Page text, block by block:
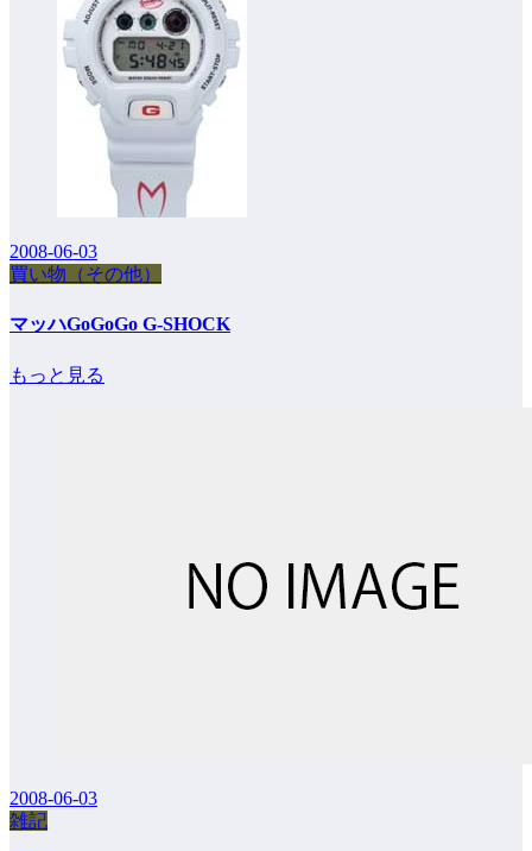
2008-06-03
買い物（その他）
マッハGoGoGo G-SHOCK
もっと見る
2008-06-03
雑記